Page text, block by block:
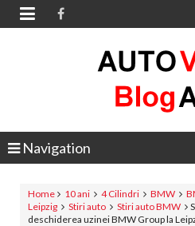

Navigation
Home 10 ani 4 Cilindri BMW
Leipzig
Stiri auto Stiri auto BMW
deschiderea uzinei BMW Group la